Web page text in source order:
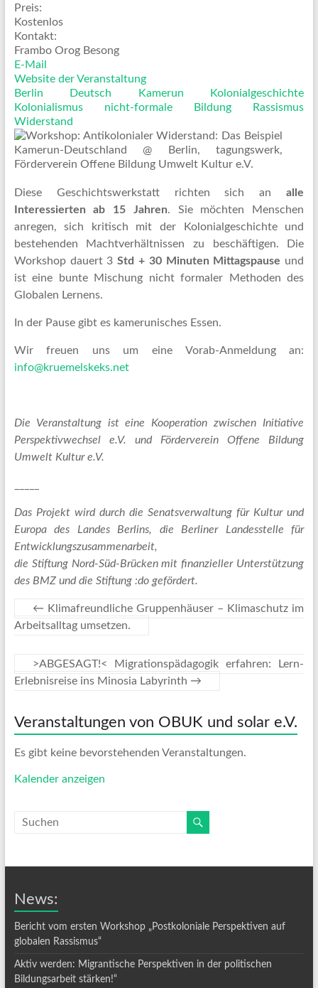
Preis:
Kostenlos
Kontakt:
Frambo Orog Besong
E-Mail
Website der Veranstaltung
Berlin
Deutsch Kamerun
Kolonialgeschichte
Kolonialismus
nicht-formale Bildung
Rassismus
Widerstand
Diese Geschichtswerkstatt richten sich analle
Interessierten ab 15 Jahren. Sie möchten Menschen
anregen, sich kritisch mit der Kolonialgeschichte und
bestehenden Machtverhältnissen zu beschäftigen. Die
Workshop dauert 3 Std + 30 Minuten Mittagspause und
ist eine bunte Mischung nicht formaler Methoden des
Globalen Lernens.
In der Pause gibt es kamerunisches Essen.
Wir freuen uns um eine Vorab-Anmeldung an:
info@kruemelskeks.net
Die Veranstaltung ist eine Kooperation zwischen Initiative
Perspektivwechsel e.V. und Förderverein Offene Bildung
Umwelt Kultur e.V.
Das Projekt wird durch die Senatsverwaltung für Kultur und
Europa des Landes Berlins, die Berliner Landesstelle für
Entwicklungszusammenarbeit,
die Stiftung Nord-Süd-Brücken mit finanzieller Unterstützung
des BMZ und die Stiftung :do gefördert.
← Klimafreundliche Gruppenhäuser – Klimaschutz im
Arbeitsalltag umsetzen.
>ABGESAGT!< Migrationspädagogik erfahren: Lern-
Erlebnisreise ins Minosia Labyrinth →
Veranstaltungen von OBUK und solar e.V.
Es gibt keine bevorstehenden Veranstaltungen.
Kalender anzeigen
News:
Bericht vom ersten Workshop „Postkoloniale Perspektiven auf
globalen Rassismus“
Aktiv werden: Migrantische Perspektiven in der politischen
Bildungsarbeit stärken!“